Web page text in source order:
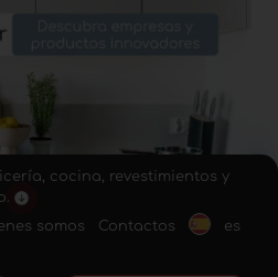
cocina, revestimientos y
somos Contactos es